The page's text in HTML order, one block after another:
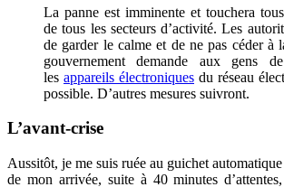
La panne est imminente et touchera
de tous les secteurs d’activité. Les
de garder le calme et de ne pas céder à
gouvernement demande aux gens
les appareils électroniques du réseau
possible. D’autres mesures suivront.
L’avant-crise
Aussitôt, je me suis ruée au guichet
de mon arrivée, suite à 40 minutes